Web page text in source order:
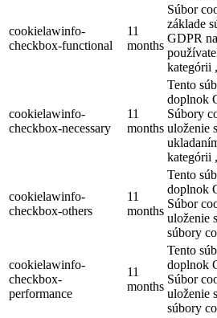
cookielawinfo-
checkbox-functional
11
months
Súbor
základe
GDPR
kategórii
cookielawinfo-
checkbox-necessary
11
months
Tento
doplnok
Súbory
uloženie
kategórii
cookielawinfo-
checkbox-others
11
months
Tento
doplnok
Súbor
uloženie
súbory
cookielawinfo-
checkbox-
performance
11
months
Tento
doplnok
Súbor
uloženie
súbory